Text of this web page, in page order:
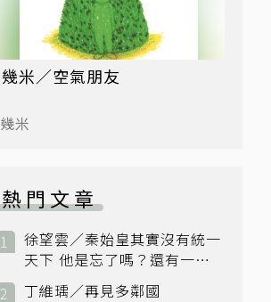
幾米／空氣朋友
幾米
熱門文章
徐望雲／秦始皇其實沒有統一
天下 他是忘了嗎？還有一個
小國：衛國
丁維瑀／再見多鄰國